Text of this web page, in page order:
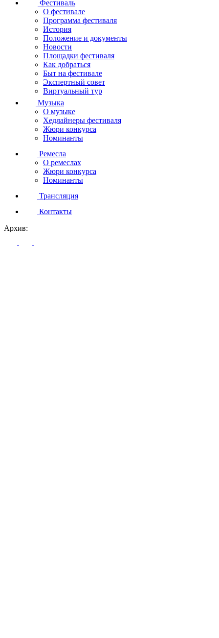
Фестиваль
О фестивале
Программа фестиваля
История
Положение и документы
Новости
Площадки фестиваля
Как добраться
Быт на фестивале
Экспертный совет
Виртуальный тур
Музыка
О музыке
Хедлайнеры фестиваля
Жюри конкурса
Номинанты
Ремесла
О ремеслах
Жюри конкурса
Номинанты
Трансляция
Контакты
Архив: